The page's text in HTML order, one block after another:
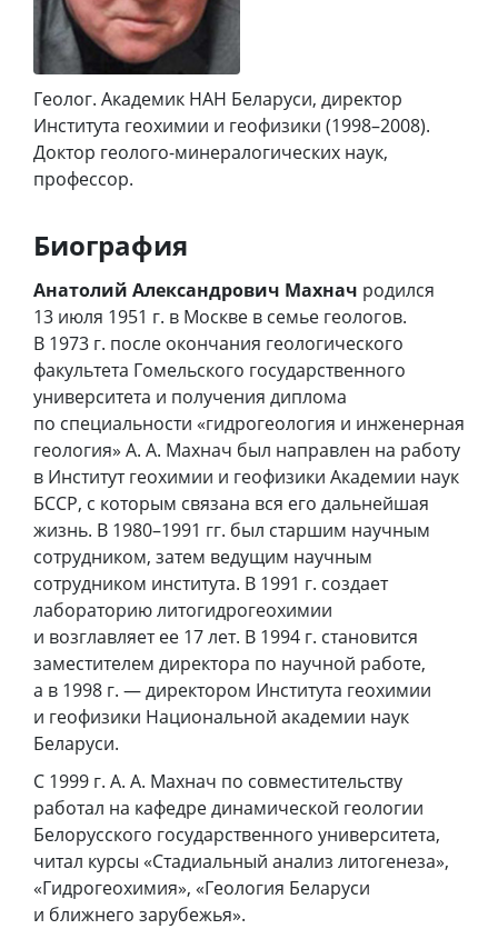
Геолог. Академик НАН Беларуси, директор
Института геохимии и геофизики (1998–2008).
Доктор геолого-минералогических наук,
профессор.
Биография
Анатолий Александрович Махнач родился
13 июля 1951 г. в Москве в семье геологов.
В 1973 г. после окончания геологического
факультета Гомельского государственного
университета и получения диплома
по специальности «гидрогеология и инженерная
геология» А. А. Махнач был направлен на работу
в Институт геохимии и геофизики Академии наук
БССР, с которым связана вся его дальнейшая
жизнь. В 1980–1991 гг. был старшим научным
сотрудником, затем ведущим научным
сотрудником института. В 1991 г. создает
лабораторию литогидрогеохимии
и возглавляет ее 17 лет. В 1994 г. становится
заместителем директора по научной работе,
а в 1998 г. — директором Института геохимии
и геофизики Национальной академии наук
Беларуси.
С 1999 г. А. А. Махнач по совместительству
работал на кафедре динамической геологии
Белорусского государственного университета,
читал курсы «Стадиальный анализ литогенеза»,
«Гидрогеохимия», «Геология Беларуси
и ближнего зарубежья».